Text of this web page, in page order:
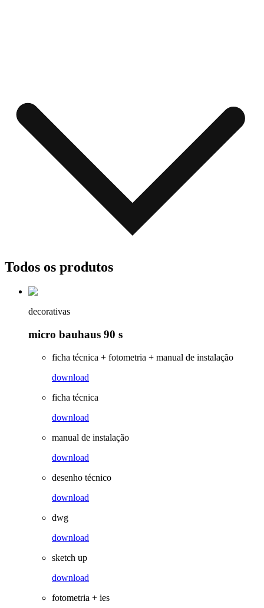
Todos os produtos
decorativas
micro bauhaus 90 s
ficha técnica + fotometria + manual de instalação
download
ficha técnica
download
manual de instalação
download
desenho técnico
download
dwg
download
sketch up
download
fotometria + ies